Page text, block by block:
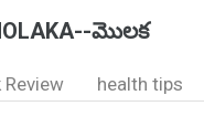
మొలక
Review health tips